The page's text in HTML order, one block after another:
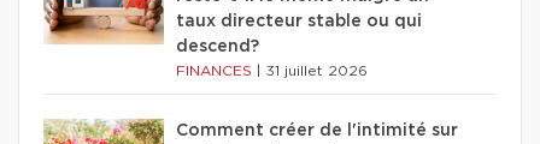
taux directeur stable ou qui
descend?
FINANCES 31 juillet 2026
Comment créer de l'intimité sur